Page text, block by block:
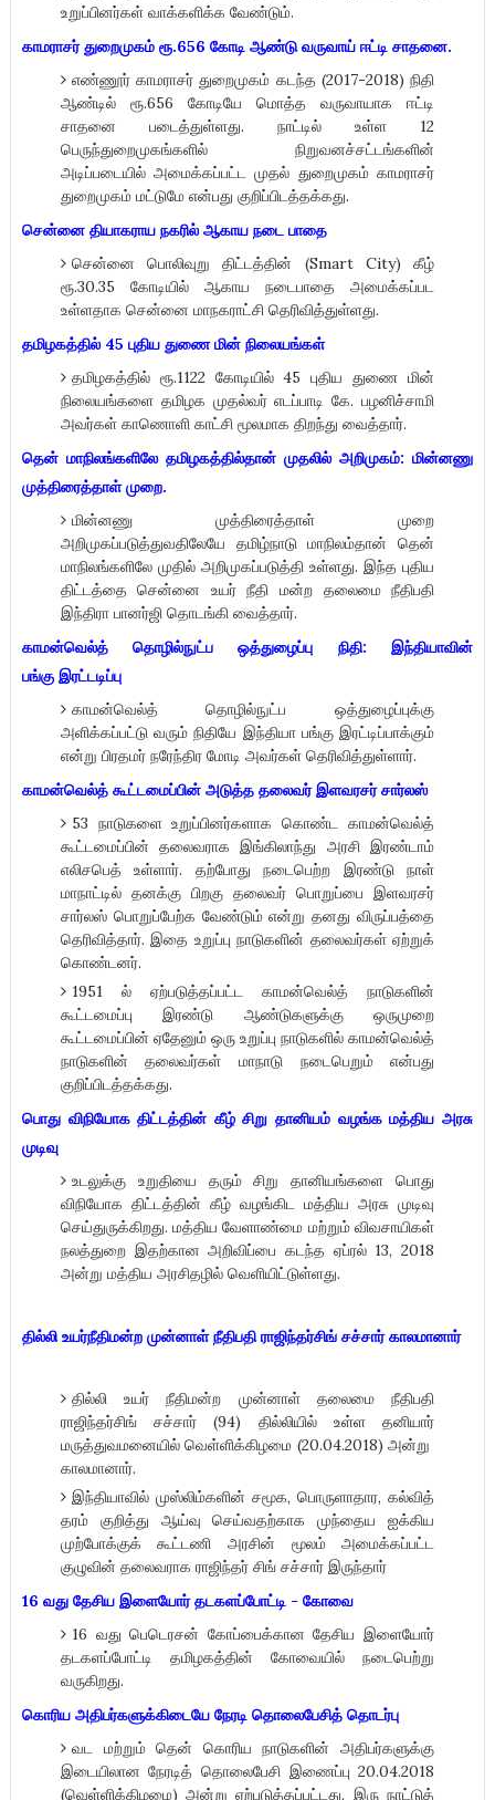
உறுப்பினர்கள் வாக்களிக்க வேண்டும்.
காமராசர் துறைமுகம் ரூ.656 கோடி ஆண்டு வருவாய் ஈட்டி சாதனை.
எண்ணூர் காமராசர் துறைமுகம் கடந்த (2017-2018) நிதி
ஆண்டில் ரூ.656 கோடியே மொத்த வருவாயாக ஈட்டி
சாதனை படைத்துள்ளது. நாட்டில் உள்ள 12
பெருந்துறைமுகங்களில் நிறுவனச்சட்டங்களின்
அடிப்படையில் அமைக்கப்பட்ட முதல் துறைமுகம் காமராசர்
துறைமுகம் மட்டுமே என்பது குறிப்பிடத்தக்கது.
சென்னை தியாகராய நகரில் ஆகாய நடை பாதை
சென்னை பொலிவுறு திட்டத்தின் (Smart City) கீழ்
ரூ.30.35 கோடியில் ஆகாய நடைபாதை அமைக்கப்பட
உள்ளதாக சென்னை மாநகராட்சி தெரிவித்துள்ளது.
தமிழகத்தில் 45 புதிய துணை மின் நிலையங்கள்
தமிழகத்தில் ரூ.1122 கோடியில் 45 புதிய துணை மின்
நிலையங்களை தமிழக முதல்வர் எடப்பாடி கே. பழனிச்சாமி
அவர்கள் காணொளி காட்சி மூலமாக திறந்து வைத்தார்.
தென் மாநிலங்களிலே தமிழகத்தில்தான் முதலில் அறிமுகம்: மின்னணு
முத்திரைத்தாள் முறை.
மின்னணு முத்திரைத்தாள் முறை
அறிமுகப்படுத்துவதிலேயே தமிழ்நாடு மாநிலம்தான் தென்
மாநிலங்களிலே முதில் அறிமுகப்படுத்தி உள்ளது. இந்த புதிய
திட்டத்தை சென்னை உயர் நீதி மன்ற தலைமை நீதிபதி
இந்திரா பானர்ஜி தொடங்கி வைத்தார்.
காமன்வெல்த் தொழில்நுட்ப ஒத்துழைப்பு நிதி: இந்தியாவின்
பங்கு இரட்டடிப்பு
காமன்வெல்த் தொழில்நுட்ப ஒத்துழைப்புக்கு
அளிக்கப்பட்டு வரும் நிதியே இந்தியா பங்கு இரட்டிப்பாக்கும்
என்று பிரதமர் நரேந்திர மோடி அவர்கள் தெரிவித்துள்ளார்.
காமன்வெல்த் கூட்டமைப்பின் அடுத்த தலைவர் இளவரசர் சார்லஸ்
53 நாடுகளை உறுப்பினர்களாக கொண்ட காமன்வெல்த்
கூட்டமைப்பின் தலைவராக இங்கிலாந்து அரசி இரண்டாம்
எலிசபெத் உள்ளார். தற்போது நடைபெற்ற இரண்டு நாள்
மாநாட்டில் தனக்கு பிறகு தலைவர் பொறுப்பை இளவரசர்
சார்லஸ் பொறுப்பேற்க வேண்டும் என்று தனது விருப்பத்தை
தெரிவித்தார். இதை உறுப்பு நாடுகளின் தலைவர்கள் ஏற்றுக்
கொண்டனர்.
1951 ல் ஏற்படுத்தப்பட்ட காமன்வெல்த் நாடுகளின்
கூட்டமைப்பு இரண்டு ஆண்டுகளுக்கு ஒருமுறை
கூட்டமைப்பின் ஏதேனும் ஒரு உறுப்பு நாடுகளில் காமன்வெல்த்
நாடுகளின் தலைவர்கள் மாநாடு நடைபெறும் என்பது
குறிப்பிடத்தக்கது.
பொது விநியோக திட்டத்தின் கீழ் சிறு தானியம் வழங்க மத்திய அரசு
முடிவு
உடலுக்கு உறுதியை தரும் சிறு தானியங்களை பொது
விநியோக திட்டத்தின் கீழ் வழங்கிட மத்திய அரசு முடிவு
செய்துருக்கிறது. மத்திய வேளாண்மை மற்றும் விவசாயிகள்
நலத்துறை இதற்கான அறிவிப்பை கடந்த ஏப்ரல் 13, 2018
அன்று மத்திய அரசிதழில் வெளியிட்டுள்ளது.
தில்லி உயர்நீதிமன்ற முன்னாள் நீதிபதி ராஜிந்தர்சிங் சச்சார் காலமானார்
தில்லி உயர் நீதிமன்ற முன்னாள் தலைமை நீதிபதி
ராஜிந்தர்சிங் சச்சார் (94) தில்லியில் உள்ள தனியார்
மருத்துவமனையில் வெள்ளிக்கிழமை (20.04.2018) அன்று
காலமானார்.
இந்தியாவில் முஸ்லிம்களின் சமூக, பொருளாதார, கல்வித்
தரம் குறித்து ஆய்வு செய்வதற்காக முந்தைய ஐக்கிய
முற்போக்குக் கூட்டணி அரசின் மூலம் அமைக்கப்பட்ட
குழுவின் தலைவராக ராஜிந்தர் சிங் சச்சார் இருந்தார்
16 வது தேசிய இளையோர் தடகளப்போட்டி - கோவை
16 வது பெடெரசன் கோப்பைக்கான தேசிய இளையோர்
தடகளப்போட்டி தமிழகத்தின் கோவையில் நடைபெற்று
வருகிறது.
கொரிய அதிபர்களுக்கிடையே நேரடி தொலைபேசித் தொடர்பு
வட மற்றும் தென் கொரிய நாடுகளின் அதிபர்களுக்கு
இடையிலான நேரடித் தொலைபேசி இணைப்பு 20.04.2018
(வெள்ளிக்கிழமை) அன்று ஏற்படுத்தப்பட்டது. இரு நாட்டுத்